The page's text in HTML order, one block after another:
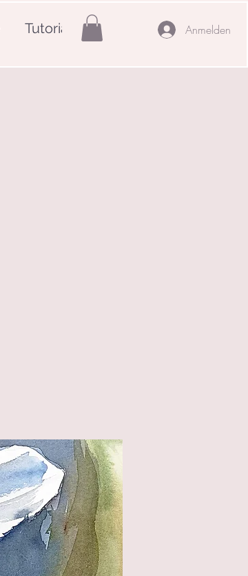
Tutorials Anmelden